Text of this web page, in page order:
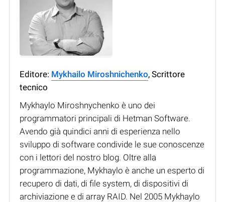
Editore: Mykhailo Miroshnichenko, Scrittore
tecnico
Mykhaylo Miroshnychenko è uno dei
programmatori principali di Hetman Software.
Avendo già quindici anni di esperienza nello
sviluppo di software condivide le sue conoscenze
con i lettori del nostro blog. Oltre alla
programmazione, Mykhaylo è anche un esperto di
recupero di dati, di file system, di dispositivi di
archiviazione e di array RAID. Nel 2005 Mykhaylo